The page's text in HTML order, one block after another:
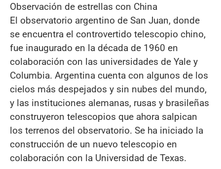
Observación de estrellas con China
El observatorio argentino de San Juan, donde
se encuentra el controvertido telescopio chino,
fue inaugurado en la década de 1960 en
colaboración con las universidades de Yale y
Columbia. Argentina cuenta con algunos de los
cielos más despejados y sin nubes del mundo,
y las instituciones alemanas, rusas y brasileñas
construyeron telescopios que ahora salpican
los terrenos del observatorio. Se ha iniciado la
construcción de un nuevo telescopio en
colaboración con la Universidad de Texas.